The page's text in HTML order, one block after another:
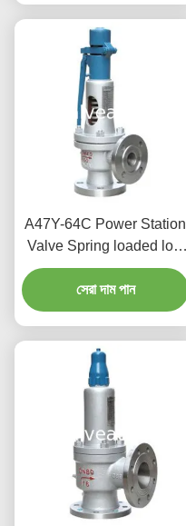
A47Y-64C Power Station
Valve Spring loaded low
lift safety valve with a
lever
সেরা দাম পান